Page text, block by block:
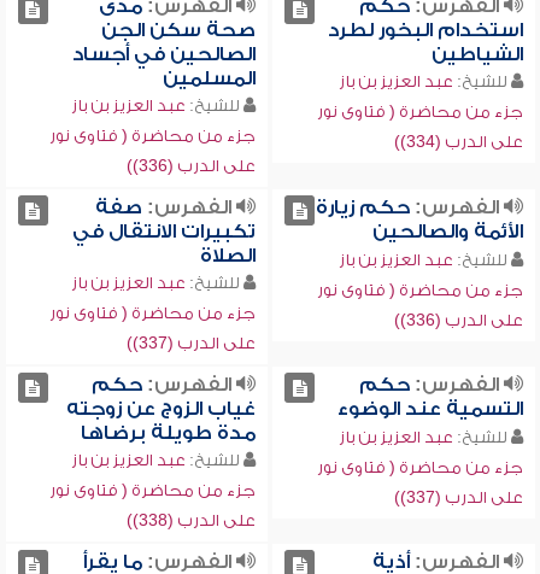
الفهرس:حكم
استخدام البخور لطرد
الشياطين
للشيخ: عبد العزيز بن باز
جزء من محاضرة ( فتاوى نور
على الدرب (334))
الفهرس:مدى
صحة سكن الجن
الصالحين في أجساد
المسلمين
للشيخ: عبد العزيز بن باز
جزء من محاضرة ( فتاوى نور
على الدرب (336))
الفهرس:حكم زيارة
الأئمة والصالحين
للشيخ: عبد العزيز بن باز
جزء من محاضرة ( فتاوى نور
على الدرب (336))
الفهرس: صفة
تكبيرات الانتقال في
الصلاة
للشيخ: عبد العزيز بن باز
جزء من محاضرة ( فتاوى نور
على الدرب (337))
الفهرس:حكم
التسمية عند الوضوء
للشيخ: عبد العزيز بن باز
جزء من محاضرة ( فتاوى نور
على الدرب (337))
الفهرس:حكم
غياب الزوج عن زوجته
مدة طويلة برضاها
للشيخ: عبد العزيز بن باز
جزء من محاضرة ( فتاوى نور
على الدرب (338))
الفهرس:أذية
الفهرس:ما يقرأ